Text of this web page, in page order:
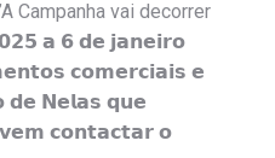
vai decorrer
𝗮 𝟲 𝗱𝗲 𝗷𝗮𝗻𝗲𝗶𝗿𝗼
𝗰𝗼𝗺𝗲𝗿𝗰𝗶𝗮𝗶𝘀 𝗲
𝗱𝗲 𝗡𝗲𝗹𝗮𝘀 𝗾𝘂𝗲
𝗰𝗼𝗻𝘁𝗮𝗰𝘁𝗮𝗿 𝗼